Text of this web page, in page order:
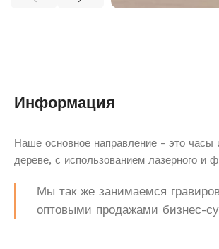
Информация
Наше основное направление - это часы
дереве, с использованием лазерного и
Мы так же занимаемся
оптовыми продажами бизнес-